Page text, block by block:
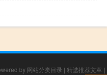
by 网站分类目录 | 精选推荐文章 |